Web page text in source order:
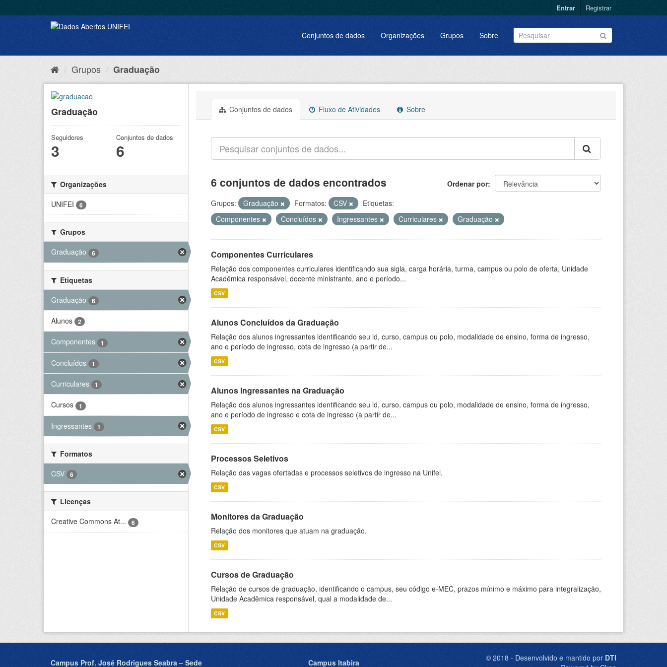
Entrar Registrar
Conjuntos de dados Organizações Grupos Sobre
Grupos Graduação
Graduação
Seguidores
3
Conjuntos de dados
6
Organizações
UNIFEI
6
Grupos
Graduação
6
Etiquetas
Graduação
6
Alunos 2
Componentes 1
Concluídos 1
Curriculares 1
Cursos 1
Ingressantes 1
Formatos
CSV
6
Licenças
Creative Commons At...
6
Conjuntos de dados Fluxo de Atividades Sobre
Ordenar por
6 conjuntos de dados encontrados
Grupos: Graduação Formatos: CSV
Etiquetas:
Componentes
Concluídos Ingressantes Curriculares Graduação
Componentes Curriculares
Relação dos componentes curriculares identificando sua sigla, carga horária, turma, campus ou polo de oferta, Unidade
Acadêmica responsável, docente ministrante, ano e período...
CSV
Alunos Concluídos da Graduação
Relação dos alunos ingressantes identificando seu id, curso, campus ou polo, modalidade de ensino, forma de ingresso,
ano e período de ingresso, cota de ingresso (a partir de...
CSV
Alunos Ingressantes na Graduação
Relação dos alunos ingressantes identificando seu id, curso, campus ou polo, modalidade de ensino, forma de ingresso,
ano e período de ingresso e cota de ingresso (a partir de...
CSV
Processos Seletivos
Relação das vagas ofertadas e processos seletivos de ingresso na Unifei.
CSV
Monitores da Graduação
Relação dos monitores que atuam na graduação.
CSV
Cursos de Graduação
Relação de cursos de graduação, identificando o campus, seu código e-MEC, prazos mínimo e máximo para integralização,
Unidade Acadêmica responsável, qual a modalidade de...
CSV
Campus Prof. José Rodrigues Seabra – Sede Campus Itabira © 2018 - Desenvolvido e mantido por DTI